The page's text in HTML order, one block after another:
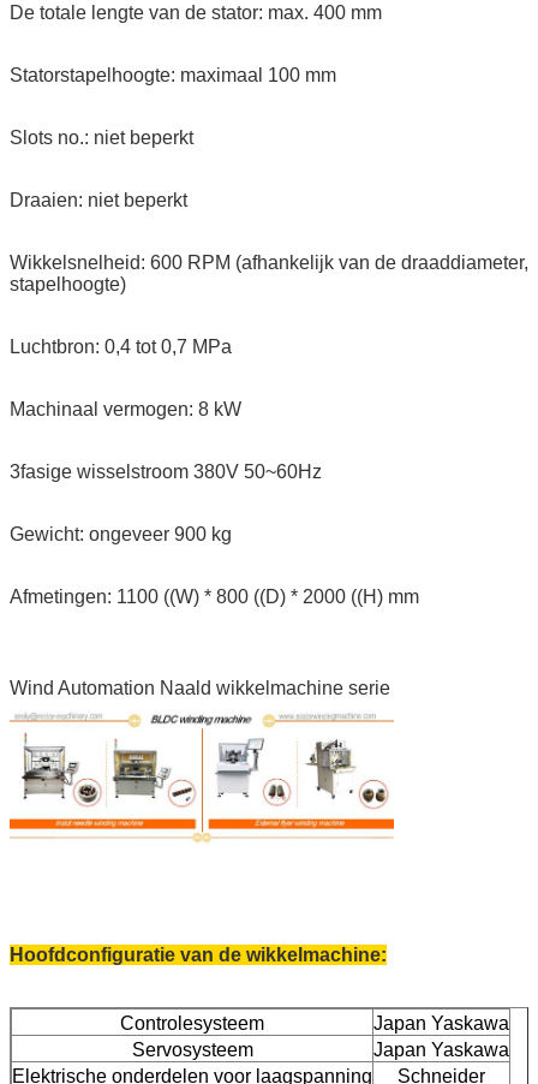
De totale lengte van de stator: max. 400 mm
Statorstapelhoogte: maximaal 100 mm
Slots no.: niet beperkt
Draaien: niet beperkt
Wikkelsnelheid: 600 RPM (afhankelijk van de draaddiameter,
stapelhoogte)
Luchtbron: 0,4 tot 0,7 MPa
Machinaal vermogen: 8 kW
3fasige wisselstroom 380V 50~60Hz
Gewicht: ongeveer 900 kg
Afmetingen: 1100 ((W) * 800 ((D) * 2000 ((H) mm
Wind Automation Naald wikkelmachine serie
Hoofdconfiguratie van de wikkelmachine:
Controlesysteem
Japan Yaskawa
Servosysteem
Japan Yaskawa
Elektrische onderdelen voor laagspanning
Schneider